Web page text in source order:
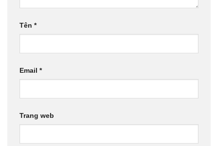
Tên *
Email *
Trang web